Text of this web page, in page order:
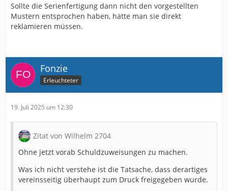
Sollte die Serienfertigung dann nicht den vorgestellten
Mustern entsprochen haben, hätte man sie direkt
reklamieren müssen.
Fonzie
Erleuchteter
19. Juli 2025 um 12:30
Zitat von Wilhelm 2704
Ohne jetzt vorab Schuldzuweisungen zu machen.
Was ich nicht verstehe ist die Tatsache, dass derartiges
vereinsseitig überhaupt zum Druck freigegeben wurde.